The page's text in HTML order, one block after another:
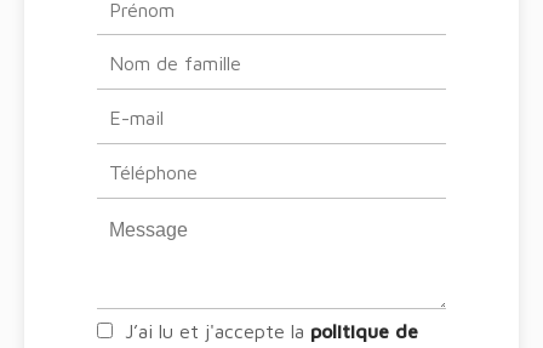
J’ai lu et j'accepte la politique de